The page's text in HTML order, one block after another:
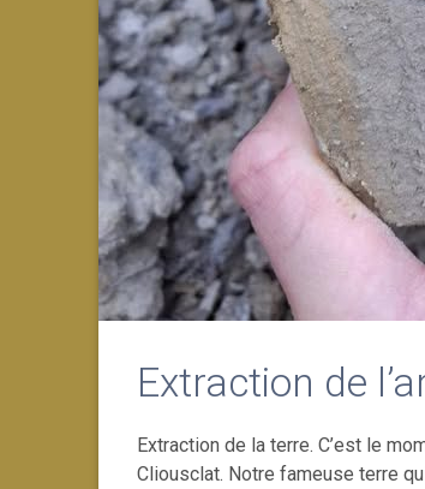
Extraction de
Extraction de la terre. C’est le
Cliousclat. Notre fameuse terre